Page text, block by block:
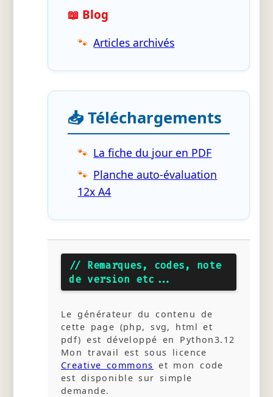
📖 Blog
Articles archivés
📥 Téléchargements
La fiche du jour en PDF
Planche auto-évaluation
12x A4
// Remarques, codes, note
de version etc...
Le générateur du contenu de
cette page (php, svg, html et
pdf) est développé en Python3.12
Mon travail est sous licence
Creative commons et mon code
est disponible sur simple
demande.